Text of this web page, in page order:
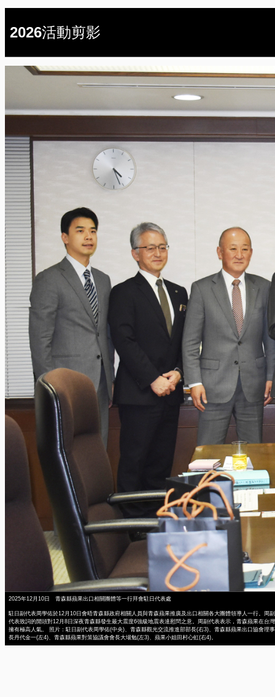
2026活動剪影
2025年12月10日 青森縣蘋果出口相關團體等一行拜會駐日代表處
駐日副代表周學佑於12月10日會晤青森縣政府相關人員與青森蘋果推廣及出口相關各大團體領導人一行。周副
代表致詞的開頭對12月8日深夜青森縣發生最大震度6強級地震表達慰問之意。周副代表表示，青森蘋果在台灣
擁有極高人氣。 照片：駐日副代表周學佑(中央)、青森縣觀光交流推進部部長(右3)、青森縣蘋果出口協會理事
長丹代金一(左4)、青森縣蘋果對策協議會會長大場勉(左3)、蘋果小姐田村心虹(右4)。